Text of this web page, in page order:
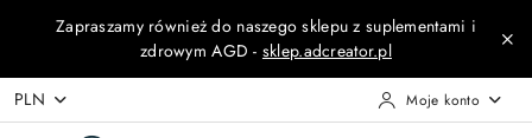
Przejdź do treści głównej
Przejdź do wyszukiwarki
Przejdź do moje konto
Przejdź do menu głównego
Przejdź do opisu produktu
Przejdź do stopki
Zapraszamy również do naszego sklepu z suplementami i
zdrowym AGD - sklep.adcreator.pl
PLN Moje konto